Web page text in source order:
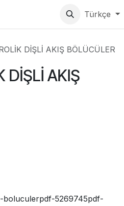
Türkçe
DİŞLİ AKIŞ BÖLÜCÜLER
DİŞLİ AKIŞ
boluculerpdf-5269745pdf-